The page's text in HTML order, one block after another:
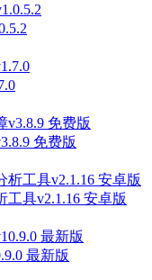
免费版
具v2.1.16 安卓版
最新版